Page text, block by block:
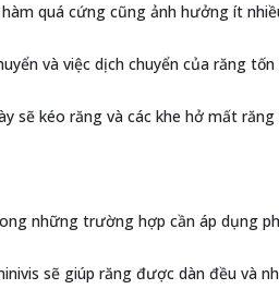
quá cứng cũng ảnh hưởng ít
và việc dịch chuyển của răng
sẽ kéo răng và các khe hở mất
những trường hợp cần áp dụng
sẽ giúp răng được dàn đều và